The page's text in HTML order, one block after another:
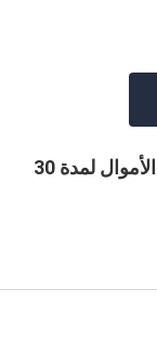
تطبيق مراقبة النص مع ضمان استرداد الأموال لمدة 30